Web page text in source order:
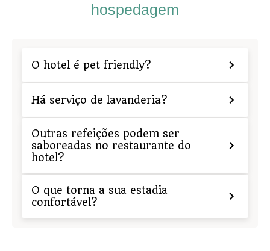
hospedagem
O hotel é pet friendly?
Há serviço de lavanderia?
Outras refeições podem ser
saboreadas no restaurante do
hotel?
O que torna a sua estadia
confortável?